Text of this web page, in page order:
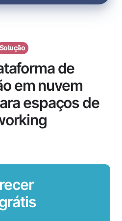
Solução
de
em nuvem
espaços de